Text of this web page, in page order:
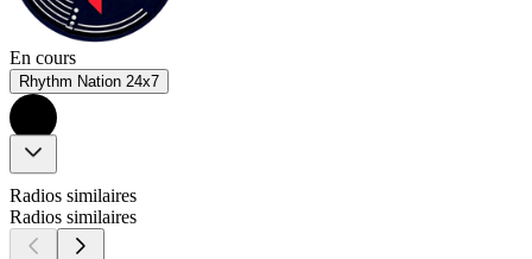
En cours
Rhythm Nation 24x7
Radios similaires
Radios similaires